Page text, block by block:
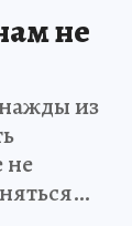
не
из
не